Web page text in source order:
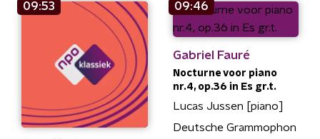
09:53 09:46
Gabriel Fauré
Nocturne voor piano
nr.4, op.36 in Es gr.t.
Lucas Jussen [piano]
Deutsche Grammophon